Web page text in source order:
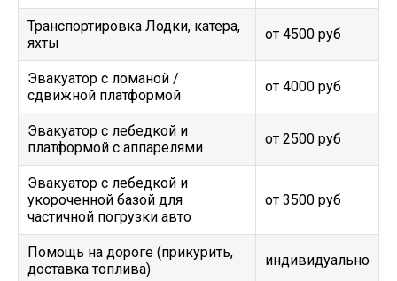
Транспортировка Лодки, катера,
яхты
от 4500 руб
Эвакуатор c ломаной /
сдвижной платформой
от 4000 руб
Эвакуатор с лебедкой и
платформой с аппарелями
от 2500 руб
Эвакуатор с лебедкой и
укороченной базой для
частичной погрузки авто
от 3500 руб
Помощь на дороге (прикурить,
доставка топлива)
индивидуально